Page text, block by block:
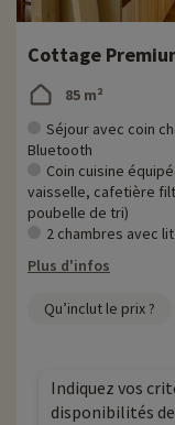
Cottage
85 m²
Séjour avec coin
Bluetooth
Coin cuisine
vaisselle, cafetière
poubelle de tri)
2 chambres avec
Plus d'infos
Qu’inclut le prix ?
Indiquez vos
disponibilités